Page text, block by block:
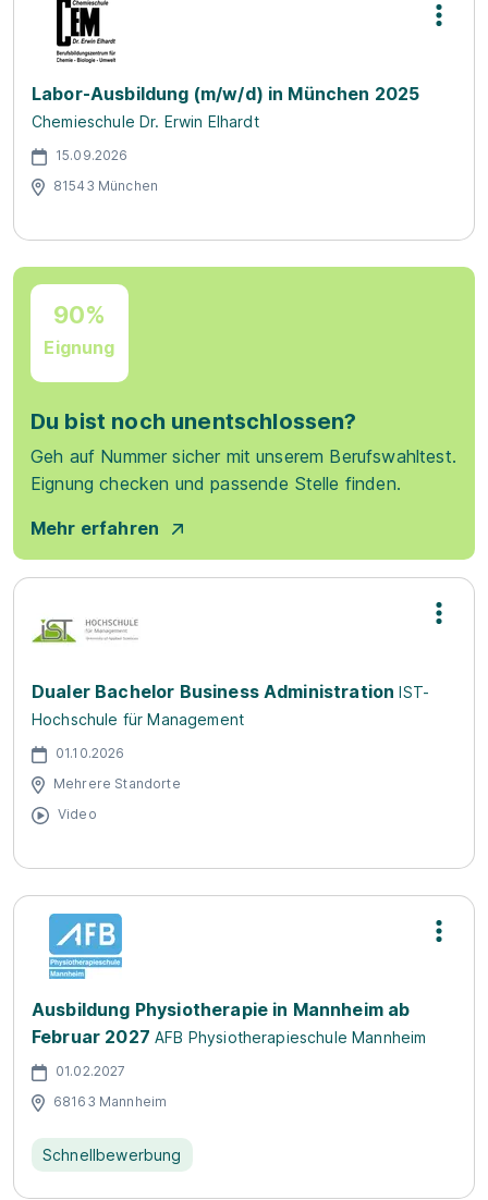
Labor-Ausbildung (m/w/d) in München 2025
Chemieschule Dr. Erwin Elhardt
15.09.2026
81543 München
90%
Eignung
Du bist noch unentschlossen?
Geh auf Nummer sicher mit unserem Berufswahltest.
Eignung checken und passende Stelle finden.
Mehr erfahren
Dualer Bachelor Business Administration IST-
Hochschule für Management
01.10.2026
Mehrere Standorte
Video
Ausbildung Physiotherapie in Mannheim ab
Februar 2027 AFB Physiotherapieschule Mannheim
01.02.2027
68163 Mannheim
Schnellbewerbung